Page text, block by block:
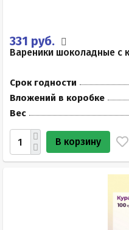
331 руб.
Вареники шоколадные с
Срок годности
Вложений в коробке
Вес
В корзину